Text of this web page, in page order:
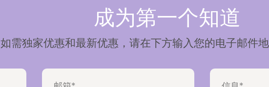
成为第一个知道
如需独家优惠和最新优惠，请在下方输入您的电子邮件地